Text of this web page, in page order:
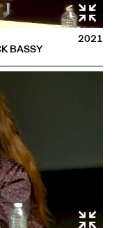
BASSY
2021